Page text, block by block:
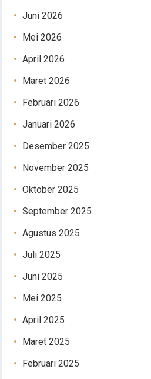
Juni 2026
Mei 2026
April 2026
Maret 2026
Februari 2026
Januari 2026
Desember 2025
November 2025
Oktober 2025
September 2025
Agustus 2025
Juli 2025
Juni 2025
Mei 2025
April 2025
Maret 2025
Februari 2025